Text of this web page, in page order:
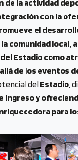
de la actividad
con la
el
comunidad local,
Estadio como
de los eventos
delEstadio ,
ingreso y
para